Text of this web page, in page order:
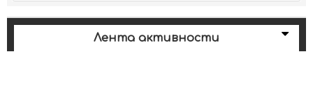
Лента активности